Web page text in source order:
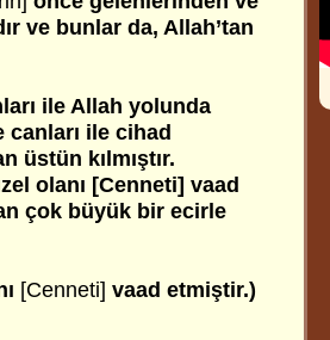
ve bunlar da, Allah’tan
ile Allah yolunda
ile cihad
üstün kılmıştır.
olanı [Cenneti] vaad
çok büyük bir ecirle
[Cenneti] vaad etmiştir.)